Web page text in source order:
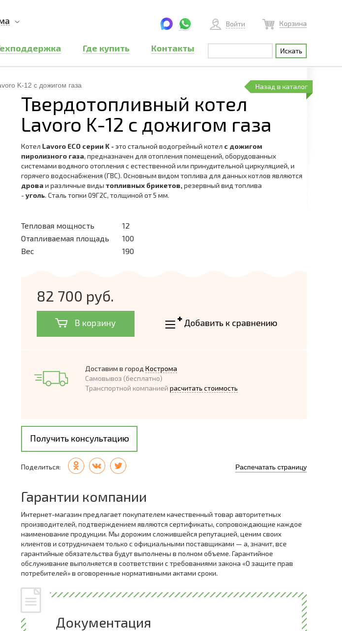
Войти Корзина
Где купить Контакты
K-12 с дожигом газа Назад в каталог
Твердотопливный котел
Lavoro K-12 с дожигом газа
Котел Lavoro ECO серии K - это стальной водогрейный котел c дожигом
пиролизного газа, предназначен для отопления помещений, оборудованных
системами водяного отопления с естественной или принудительной циркуляцией, и
горячего водоснабжения (ГВС). Основным видом топлива для данных котлов являются
дрова и различные виды топливных брикетов, резервный вид топлива
-уголь. Сталь топки 09Г2С, толщиной от 5 мм.
Тепловая мощность
12
Отапливаемая площадь
100
Вес
190
82 700 руб.
В корзину Добавить к сравнению
Доставим в город Кострома
Самовывоз (бесплатно)
Транспортной компанией расчитать стоимость
Получить консультацию
Поделиться: Распечатать страницу
Гарантии компании
Интернет-магазин предлагает покупателем качественный товар авторитетных
производителей, подтверждением являются сертификаты, сопровождающие каждое
наименование продукции. Мы дорожим сложившейся репутацией, ценим своих
клиентов и сотрудничаем только с официальными поставщиками — а, значит, все
гарантийные обязательства будут выполнены в полном объеме. Гарантийное
обслуживание выполняется в соответствии с требованиями закона «О защите прав
потребителей» в оговоренные нормативными актами сроки.
Документация